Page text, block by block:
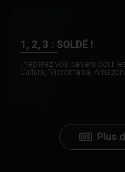
1, 2, 3 : SOLDÉ !
Préparez vos paniers pour
Cultura, Micromania,
Plus